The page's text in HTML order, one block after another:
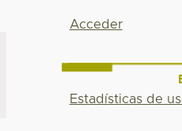
Acceder
Estadísticas de